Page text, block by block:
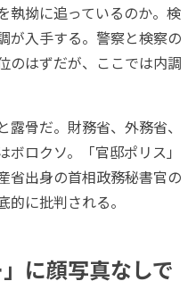
執拗に追っているのか。検
が入手する。警察と検察の
のはずだが、ここでは内調
骨だ。財務省、外務省、
ロクソ。「官邸ポリス」
省出身の首相政務秘書官の
的に批判される。
に顔写真なしで